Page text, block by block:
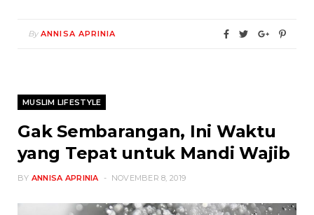
By ANNISA APRINIA
MUSLIM LIFESTYLE
Gak Sembarangan, Ini Waktu
yang Tepat untuk Mandi Wajib
BY ANNISA APRINIA NOVEMBER 8, 2019